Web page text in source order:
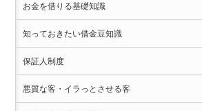
お金を借りる基礎知識
知っておきたい借金豆知識
保証人制度
悪質な客・イラっとさせる客